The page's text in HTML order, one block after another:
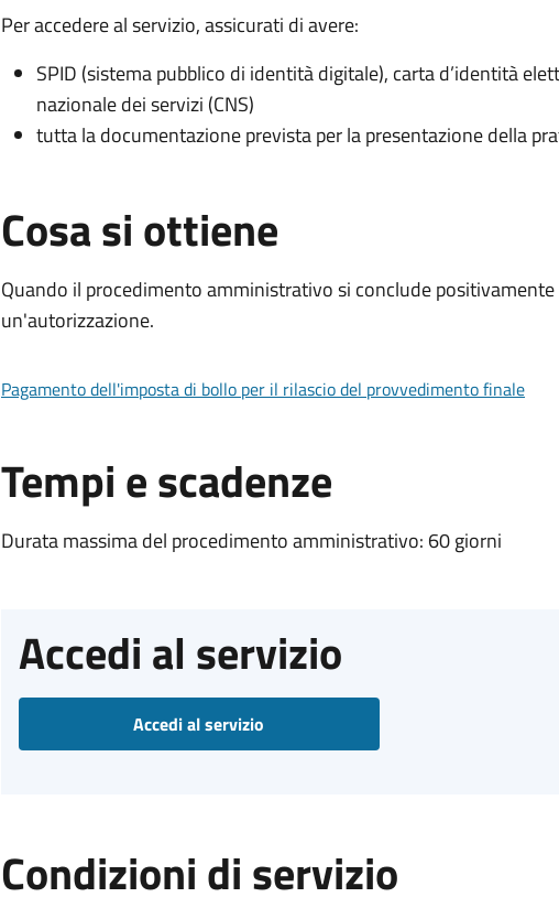
Per accedere al servizio, assicurati di avere:
SPID (sistema pubblico di identità digitale), carta d’identità
nazionale dei servizi (CNS)
tutta la documentazione prevista per la presentazione della
Cosa si ottiene
Quando il procedimento amministrativo si conclude
un'autorizzazione.
Pagamento dell'imposta di bollo per il rilascio del provvedimento finale
Tempi e scadenze
Durata massima del procedimento amministrativo: 60 giorni
Accedi al servizio
Accedi al servizio
Condizioni di servizio